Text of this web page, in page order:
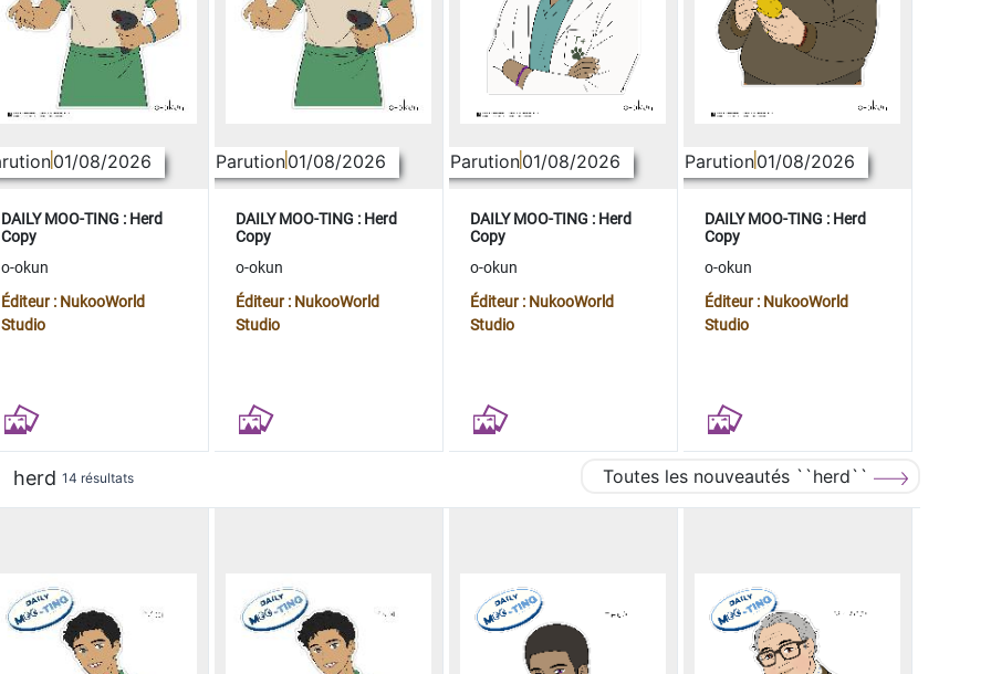
01/08/2026
DAILY MOO-TING : Herd
Copy
o-okun
Éditeur : NukooWorld
Studio
Parution01/08/2026
DAILY MOO-TING : Herd
Copy
o-okun
Éditeur : NukooWorld
Studio
Parution01/08/2026
DAILY MOO-TING : Herd
Copy
o-okun
Éditeur : NukooWorld
Studio
Parution01/08/2026
DAILY MOO-TING : Herd
Copy
o-okun
Éditeur : NukooWorld
Studio
herd 14 résultats Toutes les nouveautés ``herd``